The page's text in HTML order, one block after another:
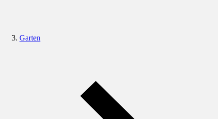
Garten